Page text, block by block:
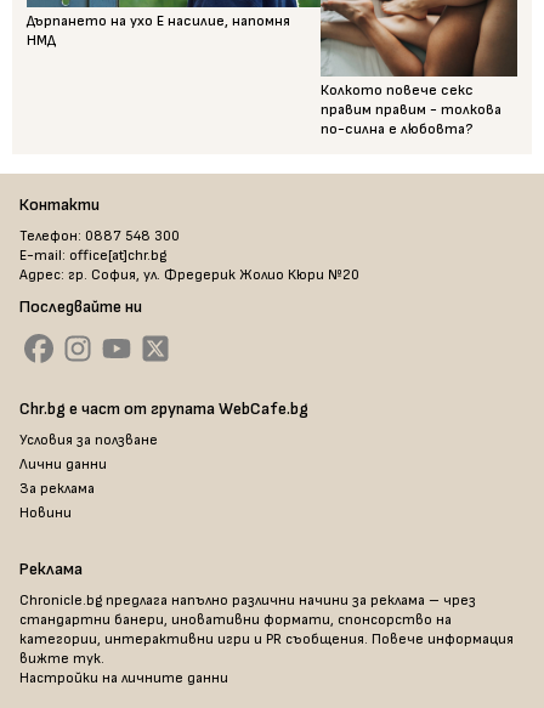
Дърпането на ухо Е насилие, напомня
НМД
Колкото повече секс
правим правим - толкова
по-силна е любовта?
Контакти
Телефон: 0887 548 300
E-mail: office[at]chr.bg
Адрес: гр. София, ул. Фредерик Жолио Кюри №20
Последвайте ни
Chr.bg е част от групата WebCafe.bg
Условия за ползване
Лични данни
За реклама
Новини
Реклама
Chronicle.bg предлага напълно различни начини за реклама – чрез
стандартни банери, иновативни формати, спонсорство на
категории, интерактивни игри и PR съобщения. Повече информация
вижте тук.
Настройки на личните данни